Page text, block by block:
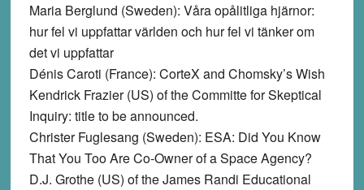
Maria Berglund (Sweden): Våra opålitliga hjärnor:
hur fel vi uppfattar världen och hur fel vi tänker om
det vi uppfattar
Dénis Caroti (France): CorteX and Chomsky’s Wish
Kendrick Frazier (US) of the Committe for Skeptical
Inquiry: title to be announced.
Christer Fuglesang (Sweden): ESA: Did You Know
That You Too Are Co-Owner of a Space Agency?
D.J. Grothe (US) of the James Randi Educational